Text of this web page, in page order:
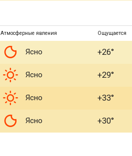
Атмосферные явления Ощущается
Ясно +26°
Ясно +29°
Ясно +33°
Ясно +30°